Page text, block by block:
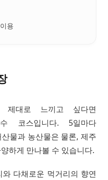
용
제대로 느끼고 싶다면
수 코스입니다. 5일마다
물과 농산물은 물론, 제주
하게 만나볼 수 있습니다.
다채로운 먹거리의 향연